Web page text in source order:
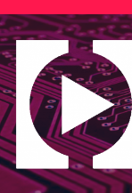
Saltar
al
contenido